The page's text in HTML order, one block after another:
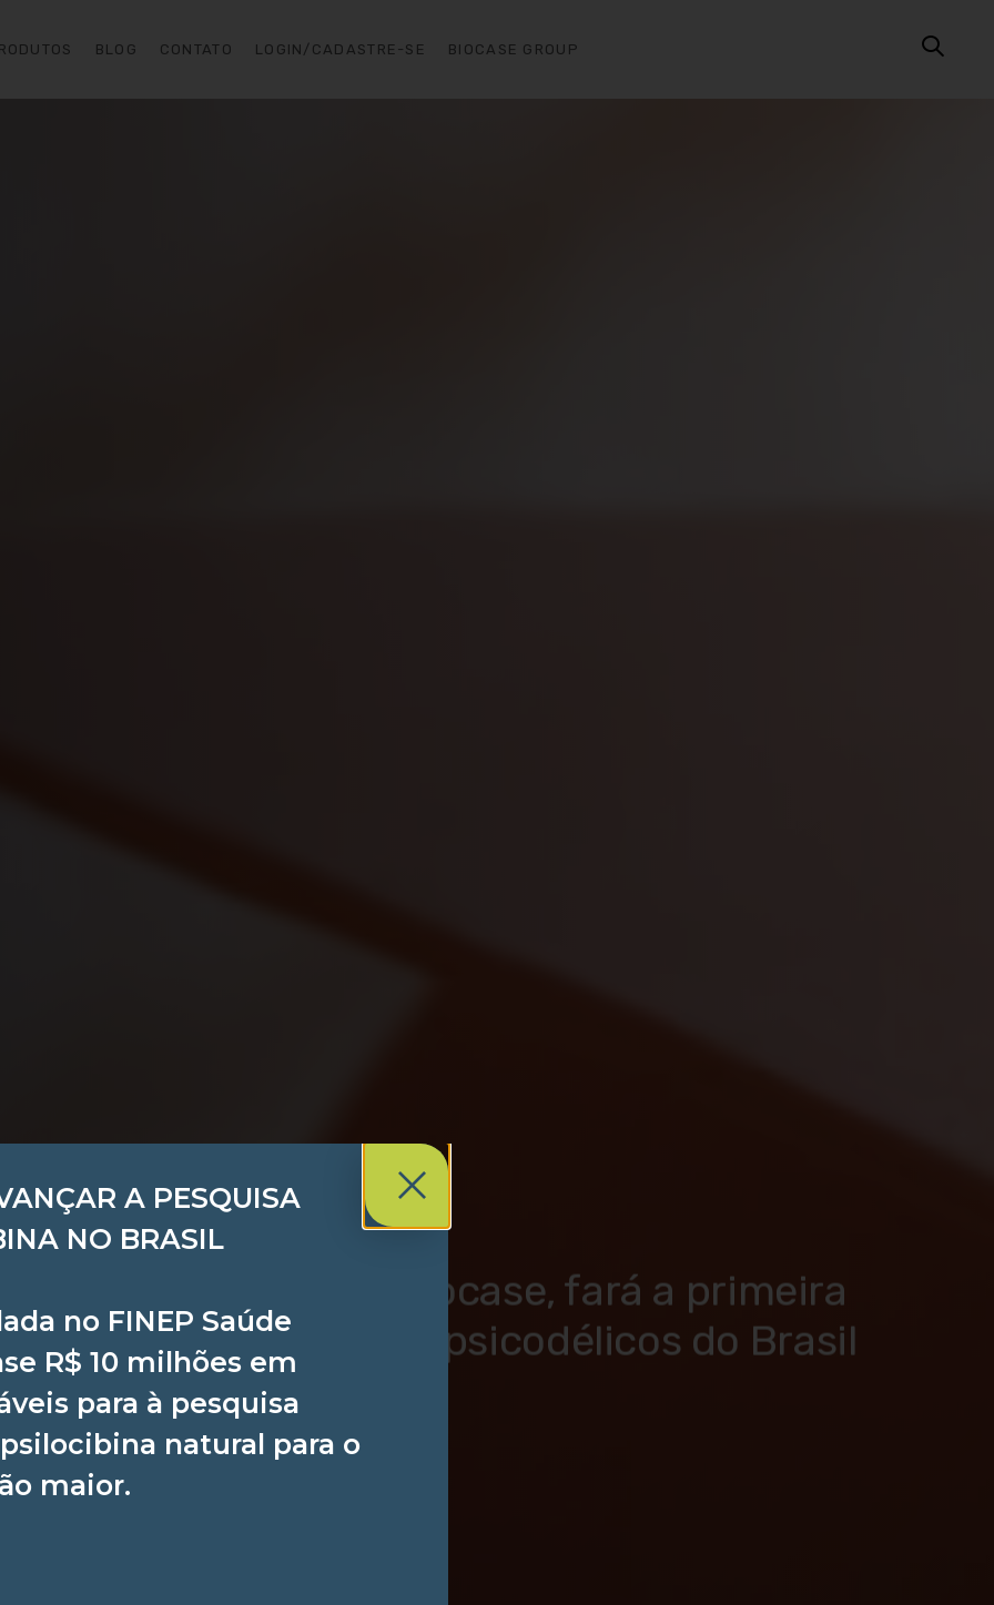
BLOG CONTATO LOGIN/CADASTRE-SE BIOCASE GROUP
empresa do grupo Biocase, fará a primeira
pelo MEC sobre psicodélicos do Brasil
EM:
A PESQUISA
NO BRASIL
no FINEP Saúde
R$ 10 milhões em
para à pesquisa
natural para o
maior.